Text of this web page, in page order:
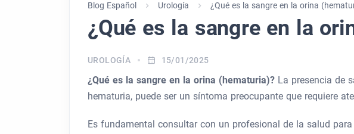
Blog Español Urología ¿Qué es la sangre en la orina
¿Qué es la sangre en la
UROLOGÍA 15/01/2025
¿Qué es la sangre en la orina (hematuria)? La presencia de
hematuria, puede ser un síntoma preocupante que requiere
Es fundamental consultar con un profesional de la salud